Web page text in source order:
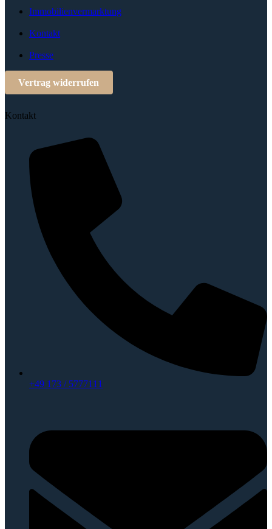
Immobilienvermarktung
Kontakt
Presse
Vertrag widerrufen
Kontakt
+49 173 / 5777111